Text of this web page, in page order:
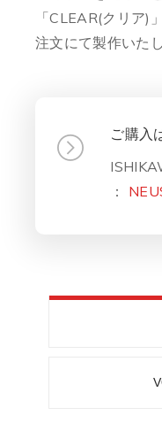
「CLEAR(クリア)
注文にて製作いたし
ご購入
：